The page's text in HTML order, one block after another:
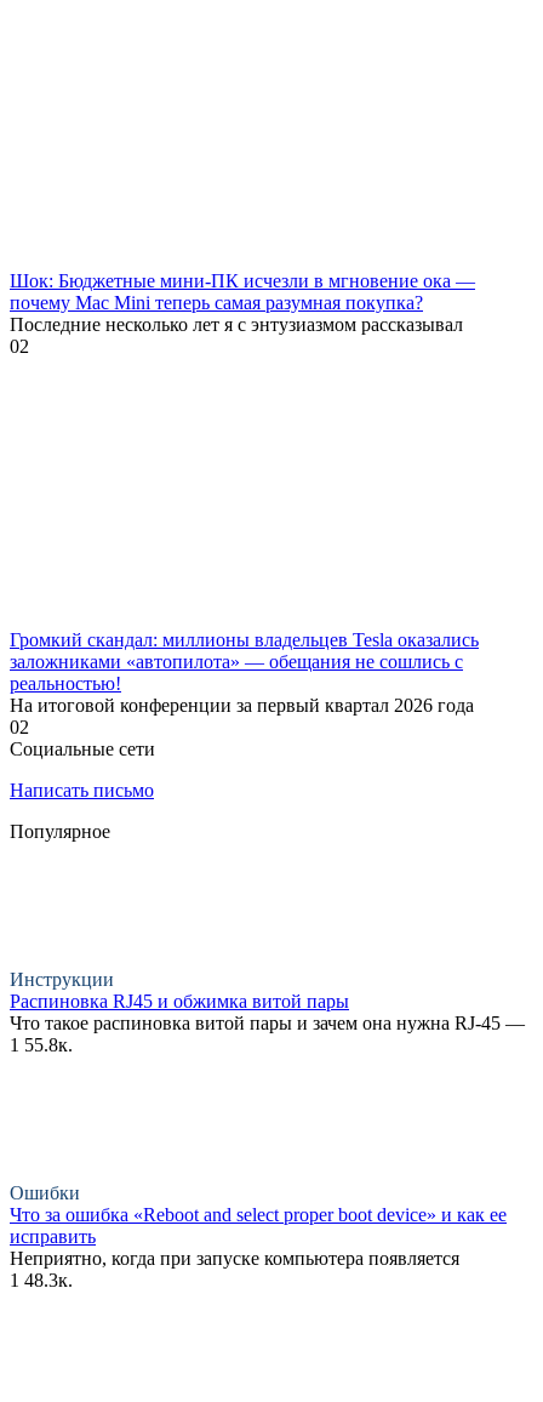
Шок: Бюджетные мини-ПК исчезли в мгновение ока —
почему Mac Mini теперь самая разумная покупка?
Последние несколько лет я с энтузиазмом рассказывал
02
Громкий скандал: миллионы владельцев Tesla оказались
заложниками «автопилота» — обещания не сошлись с
реальностью!
На итоговой конференции за первый квартал 2026 года
02
Социальные сети
Написать письмо
Популярное
Инструкции
Распиновка RJ45 и обжимка витой пары
Что такое распиновка витой пары и зачем она нужна RJ-45 —
1 55.8к.
Ошибки
Что за ошибка «Reboot and select proper boot device» и как ее
исправить
Неприятно, когда при запуске компьютера появляется
1 48.3к.